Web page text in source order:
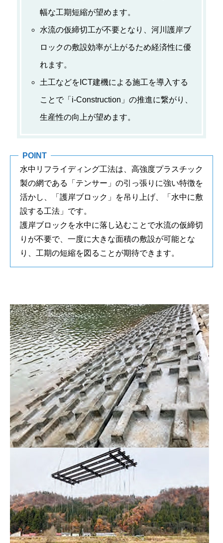
幅な工期短縮が望めます。
水流の仮締切工が不要となり、河川護岸ブ
ロックの敷設効率が上がるため経済性に優
れます。
土工などをICT建機による施工を導入する
ことで「i-Construction」の推進に繋がり、
生産性の向上が望めます。
POINT
水中リフライディング工法は、高強度プラスチック
製の網である「テンサー」の引っ張りに強い特徴を
活かし、「護岸ブロック」を吊り上げ、「水中に敷
設する工法」です。
護岸ブロックを水中に落し込むことで水流の仮締切
りが不要で、一度に大きな面積の敷設が可能とな
り、工期の短縮を図ることが期待できます。